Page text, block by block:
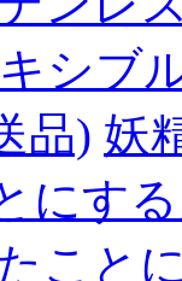
シブ
品) 妖
にす
こと